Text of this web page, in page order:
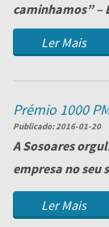
caminhamos” –
vendas do Grupo
Ler Mais
Prémio 1000
Publicado:2016-01-20
A Sosoares
empresa no seu
das 1000 maiores
<...
Ler Mais